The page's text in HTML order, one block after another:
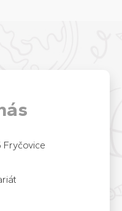
Fryčovice